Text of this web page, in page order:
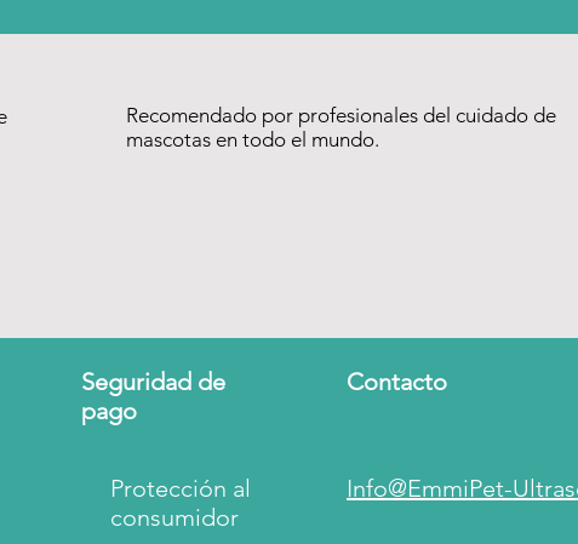
Recomendado por profesionales del cuidado de
mascotas en todo el mundo.
Seguridad de
pago
Contacto
Protección al
consumidor
Info@EmmiPet-